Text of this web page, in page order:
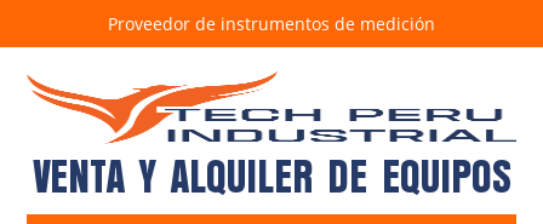
Proveedor de instrumentos de medición
VENTA Y ALQUILER DE EQUIPOS